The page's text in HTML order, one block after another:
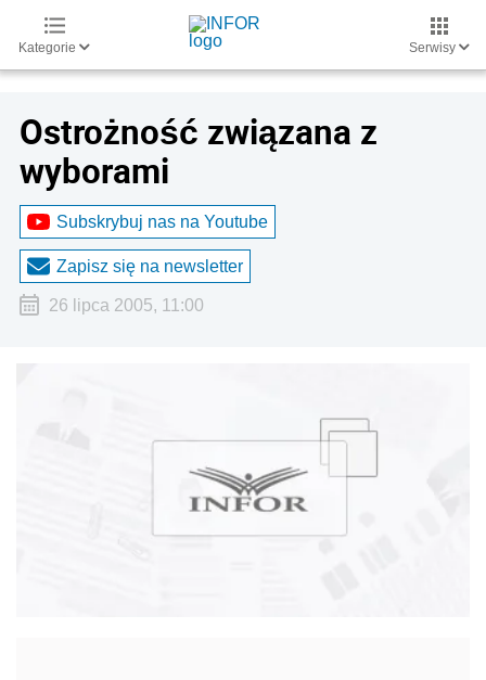
Kategorie Serwisy
Ostrożność związana z
wyborami
Subskrybuj nas na Youtube
Zapisz się na newsletter
26 lipca 2005, 11:00